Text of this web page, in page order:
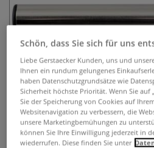
Schön, dass Sie sich für uns
Liebe Gerstaecker Kunden, uns und
Ihnen ein rundum gelungenes
haben Datenschutzgrundsätze wie
Sicherheit höchste Priorität. Wenn Sie auf
Sie der Speicherung von Cookies auf
Websitenavigation zu verbessern, die
unsere Marketingbemühungen zu
können Sie Ihre Einwilligung jederzeit in
wiederrufen. Diese finden Sie unter